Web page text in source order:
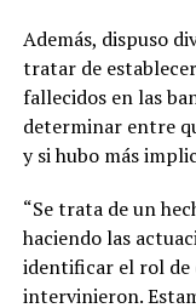
Además, dispuso
tratar de
fallecidos en las
determinar entre
y si hubo más
“Se trata de un
haciendo las
identificar el rol de
intervinieron.